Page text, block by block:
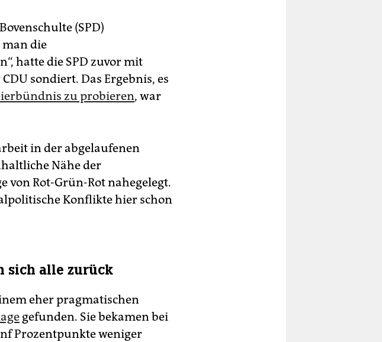
(SPD)
man die
hatte die SPD zuvor mit
sondiert. Das Ergebnis, es
zu probieren, war
in der abgelaufenen
Nähe der
von Rot-Grün-Rot nahegelegt.
Konflikte hier schon
sich alle zurück
eher pragmatischen
gefunden. Sie bekamen bei
Prozentpunkte weniger